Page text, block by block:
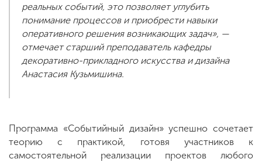
реальных событий, это позволяет углубить
понимание процессов и приобрести навыки
оперативного решения возникающих задач», —
отмечает старший преподаватель кафедры
декоративно-прикладного искусства и дизайна
Анастасия Кузьмишина.
Программа «Событийный дизайн» успешно сочетает
теорию с практикой, готовя участников к
самостоятельной реализации проектов любого